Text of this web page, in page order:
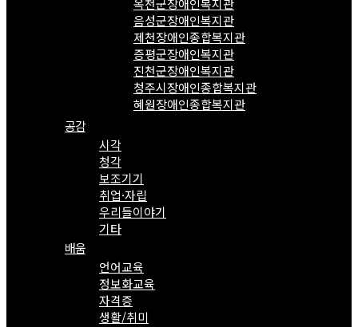
옥천군장애인복지관
음성군장애인복지관
제천장애인종합복지관
증평군장애인복지관
진천군장애인복지관
청주시장애인종합복지관
혜원장애인종합복지관
공감
시각
청각
보조기기
취업·자립
우리들이야기
기타
배움
언어교육
정보화교육
자격증
생활/취미